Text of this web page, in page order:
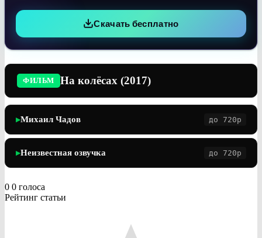
Скачать бесплатно
ФИЛЬМ На колёсах (2017)
▶Михаил Чадов до 720p
▶Неизвестная озвучка до 720p
0 0 голоса
Рейтинг статьи